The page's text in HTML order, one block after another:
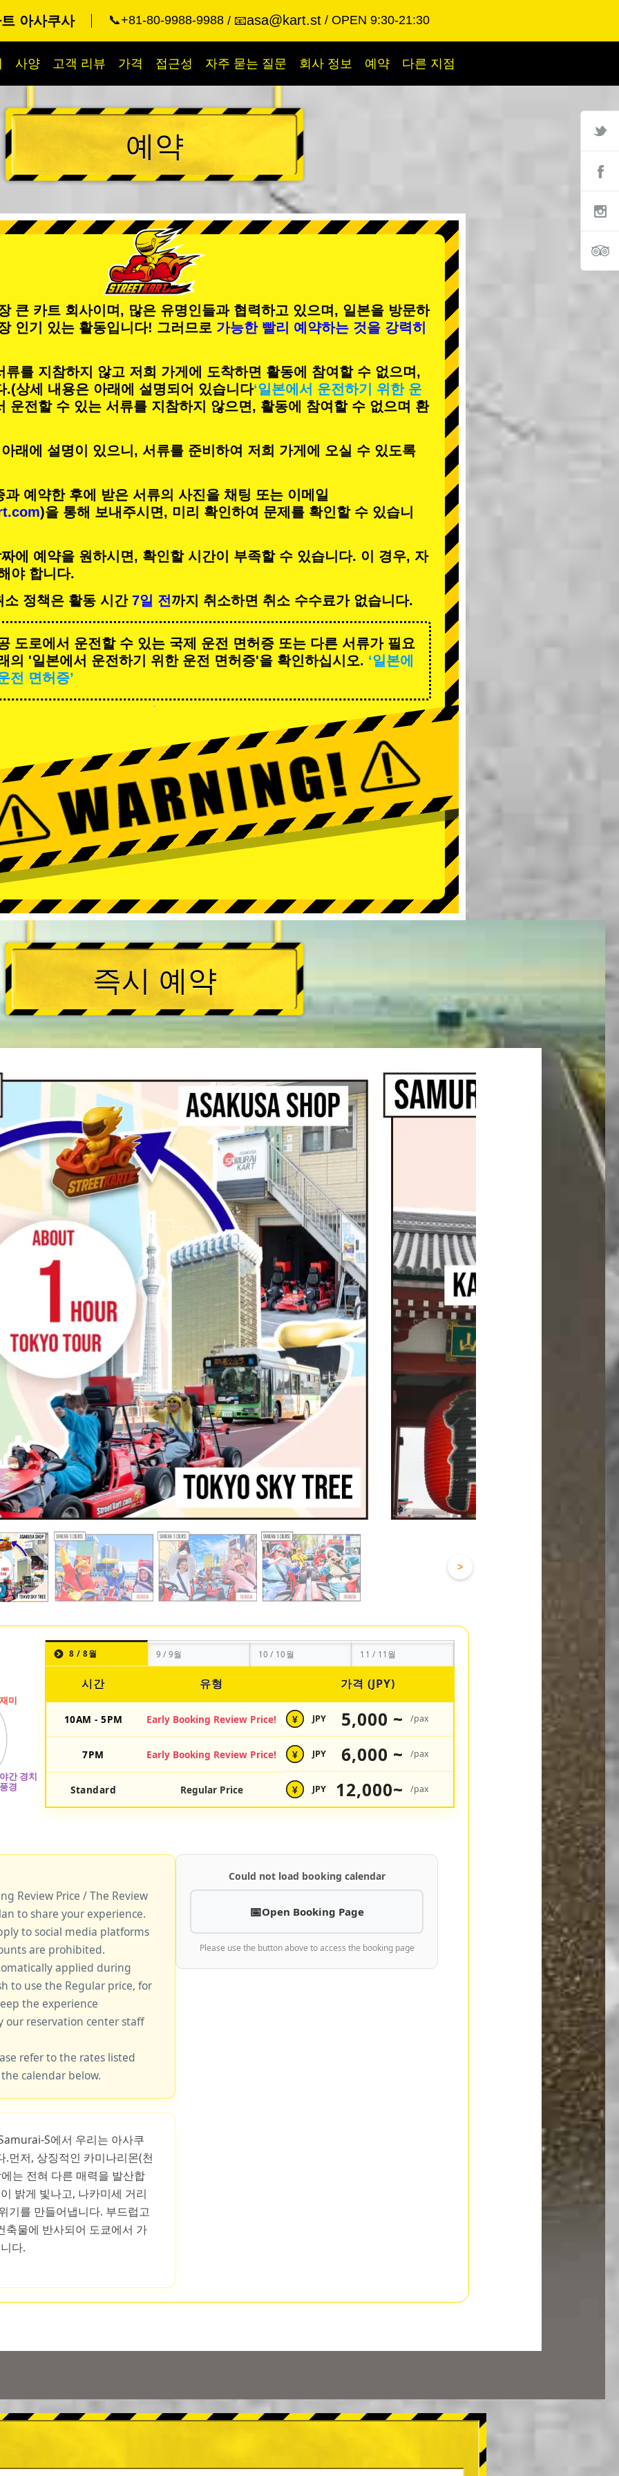
아사쿠사 📞+81-80-9988-9988 📧asa@kart.st OPEN 9:30-21:30
사양 고객 리뷰 가격 접근성 자주 묻는 질문 회사 정보 예약 다른 지점
예약
큰 카트 회사이며, 많은 유명인들과 협력하고 있으며, 일본을 방문하
인기 있는 활동입니다! 그러므로 가능한 빨리 예약하는 것을 강력히
를 지참하지 않고 저희 가게에 도착하면 활동에 참여할 수 없으며,
.(상세 내용은 아래에 설명되어 있습니다‘일본에서 운전하기 위한 운
운전할 수 있는 서류를 지참하지 않으면, 활동에 참여할 수 없으며 환
래에 설명이 있으니, 서류를 준비하여 저희 가게에 오실 수 있도록
예약한 후에 받은 서류의 사진을 채팅 또는 이메일
)을 통해 보내주시면, 미리 확인하여 문제를 확인할 수 있습니
에 예약을 원하시면, 확인할 시간이 부족할 수 있습니다. 이 경우, 자
야 합니다.
소 정책은 활동 시간 7일 전까지 취소하면 취소 수수료가 없습니다.
도로에서 운전할 수 있는 국제 운전 면허증 또는 다른 서류가 필요
의 '일본에서 운전하기 위한 운전 면허증'을 확인하십시오. ‘일본에
전 면허증’
즉시 예약
>
8 / 8월 9 / 9월 10 / 10월 11 / 11월
시간 유형 가격 (JPY)
10AM - 5PM Early Booking Review Price! ¥ JPY 5,000 ~ /pax
7PM Early Booking Review Price! ¥ JPY 6,000 ~ /pax
Standard Regular Price ¥ JPY 12,000~ /pax
Review Price / The Review
to share your experience.
to social media platforms
are prohibited.
applied during
to use the Regular price, for
the experience
our reservation center staff
refer to the rates listed
calendar below.
S에서 우리는 아사쿠
먼저, 상징적인 카미나리몬(천
는 전혀 다른 매력을 발산합
밝게 빛나고, 나카미세 거리
기를 만들어냅니다. 부드럽고
축물에 반사되어 도쿄에서 가
다.
Could not load booking calendar
Open Booking Page
Please use the button above to access the booking page